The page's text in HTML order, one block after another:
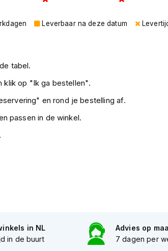
Leverbaar na deze datum
tabel.
klik op "Ik ga bestellen".
en rond je bestelling af.
passen in de winkel.
in NL
in de buurt
Advies op
7 dagen per